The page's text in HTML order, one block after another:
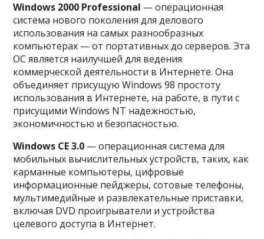
Windows 2000 Professional — операционная
система нового поколения для делового
использования на самых разнообразных
компьютерах — от портативных до серверов. Эта
ОС является наилучшей для ведения
коммерческой деятельности в Интернете. Она
объединяет присущую Windows 98 простоту
использования в Интернете, на работе, в пути с
присущими Windows NT надежностью,
экономичностью и безопасностью.
Windows CE 3.0 — операционная система для
мобильных вычислительных устройств, таких, как
карманные компьютеры, цифровые
информационные пейджеры, сотовые телефоны,
мультимедийные и развлекательные приставки,
включая DVD проигрыватели и устройства
целевого доступа в Интернет.